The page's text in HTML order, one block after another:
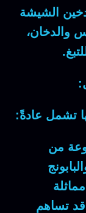
الشيشة
والدخان،
تشمل عادةً:
من
تساهم